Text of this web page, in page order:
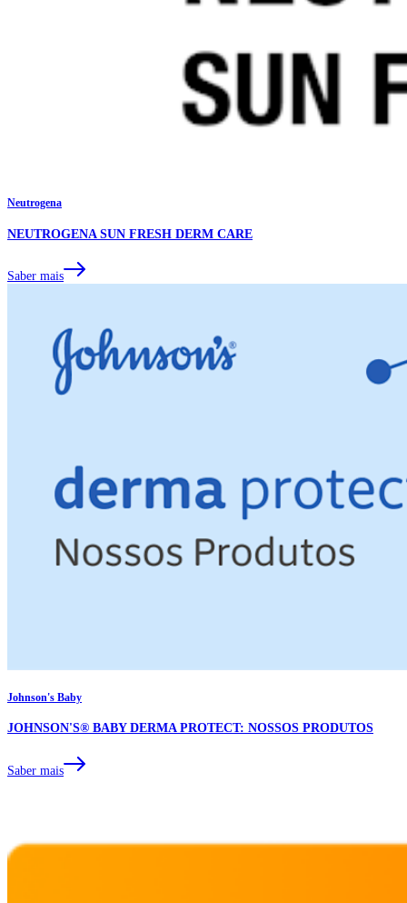
Neutrogena
NEUTROGENA SUN FRESH DERM CARE
Saber mais
Johnson's Baby
JOHNSON'S® BABY DERMA PROTECT: NOSSOS PRODUTOS
Saber mais